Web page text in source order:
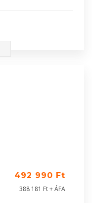
492 990 Ft
388 181 Ft + ÁFA